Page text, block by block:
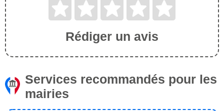
Rédiger un avis
Services recommandés pour les
mairies